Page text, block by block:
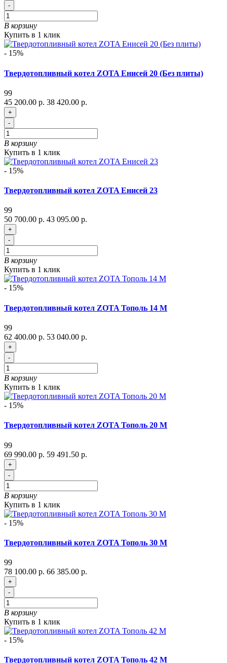
-
В корзину
Купить в 1 клик
- 15%
Твердотопливный котел ZOTA Енисей 20 (Без плиты)
99
45 200.00 р. 38 420.00 р.
+
-
В корзину
Купить в 1 клик
- 15%
Твердотопливный котел ZOTA Енисей 23
99
50 700.00 р. 43 095.00 р.
+
-
В корзину
Купить в 1 клик
- 15%
Твердотопливный котел ZOTA Тополь 14 М
99
62 400.00 р. 53 040.00 р.
+
-
В корзину
Купить в 1 клик
- 15%
Твердотопливный котел ZOTA Тополь 20 М
99
69 990.00 р. 59 491.50 р.
+
-
В корзину
Купить в 1 клик
- 15%
Твердотопливный котел ZOTA Тополь 30 М
99
78 100.00 р. 66 385.00 р.
+
-
В корзину
Купить в 1 клик
- 15%
Твердотопливный котел ZOTA Тополь 42 М